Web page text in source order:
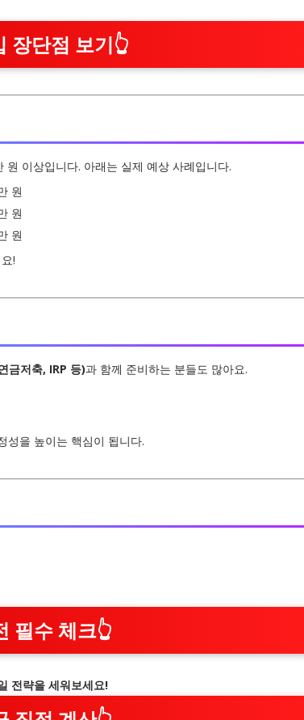
장단점 보기👆
이상입니다. 아래는 실제 예상 사례입니다.
원
원
원
!
금저축, IRP 등)과 함께 준비하는 분들도 많아요.
성을 높이는 핵심이 됩니다.
필수 체크👆
전략을 세워보세요!